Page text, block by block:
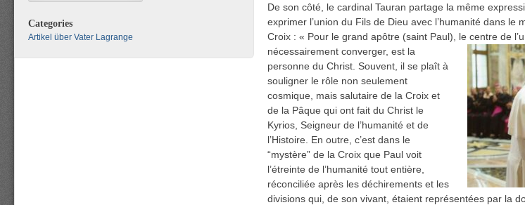
De son côté, le cardinal Tauran partage la même
exprimer l’union du Fils de Dieu avec l’humanité dans le
Croix : « Pour le grand apôtre (saint Paul), le centre de
nécessairement converger, est la
personne du Christ. Souvent, il se plaît à
souligner le rôle non seulement
cosmique, mais salutaire de la Croix et
de la Pâque qui ont fait du Christ le
Kyrios, Seigneur de l’humanité et de
l’Histoire. En outre, c’est dans le
“mystère” de la Croix que Paul voit
l’étreinte de l’humanité tout entière,
réconciliée après les déchirements et les
divisions qui, de son vivant, étaient représentées par la
Categories
Artikel über Vater Lagrange